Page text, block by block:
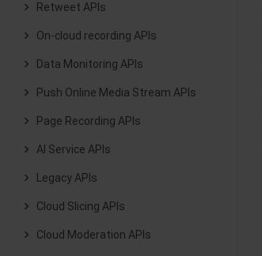
Retweet APIs
On-cloud recording APIs
Data Monitoring APIs
Push Online Media Stream APIs
Page Recording APIs
AI Service APIs
Legacy APIs
Cloud Slicing APIs
Cloud Moderation APIs